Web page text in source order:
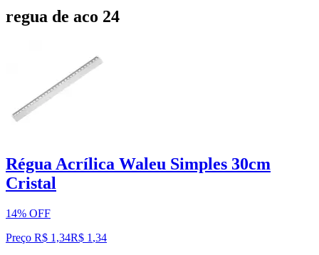
regua de aco 24
Régua Acrílica Waleu Simples 30cm
Cristal
14% OFF
Preço R$ 1,34R$ 1 ,34